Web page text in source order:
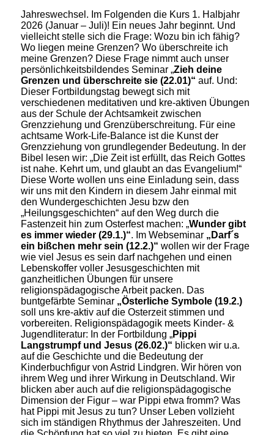
Jahreswechsel. Im Folgenden die Kurs 1. Halbjahr
2026 (Januar – Juli)! Ein neues Jahr beginnt. Und
vielleicht stelle sich die Frage: Wozu bin ich fähig?
Wo liegen meine Grenzen? Wo überschreite ich
meine Grenzen? Diese Frage nimmt auch unser
persönlichkeitsbildendes Seminar „Zieh deine
Grenzen und überschreite sie (22.01)“ auf. Und:
Dieser Fortbildungstag bewegt sich mit
verschiedenen meditativen und kre-aktiven Übungen
aus der Schule der Achtsamkeit zwischen
Grenzziehung und Grenzüberschreitung. Für eine
achtsame Work-Life-Balance ist die Kunst der
Grenzziehung von grundlegender Bedeutung. In der
Bibel lesen wir: „Die Zeit ist erfüllt, das Reich Gottes
ist nahe. Kehrt um, und glaubt an das Evangelium!“
Diese Worte wollen uns eine Einladung sein, dass
wir uns mit den Kindern in diesem Jahr einmal mit
den Wundergeschichten Jesu bzw den
„Heilungsgeschichten“ auf den Weg durch die
Fastenzeit hin zum Osterfest machen: „Wunder gibt
es immer wieder (29.1.)“. Im Webseminar „Darf´s
ein bißchen mehr sein (12.2.)“ wollen wir der Frage
wie viel Jesus es sein darf nachgehen und einen
Lebenskoffer voller Jesusgeschichten mit
ganzheitlichen Übungen für unsere
religionspädagogische Arbeit packen. Das
buntgefärbte Seminar „Österliche Symbole (19.2.)
soll uns kre-aktiv auf die Osterzeit stimmen und
vorbereiten. Religionspädagogik meets Kinder- &
Jugendliteratur: In der Fortbildung „Pippi
Langstrumpf und Jesus (26.02.)“ blicken wir u.a.
auf die Geschichte und die Bedeutung der
Kinderbuchfigur von Astrid Lindgren. Wir hören von
ihrem Weg und ihrer Wirkung in Deutschland. Wir
blicken aber auch auf die religionspädagogische
Dimension der Figur – war Pippi etwa fromm? Was
hat Pippi mit Jesus zu tun? Unser Leben vollzieht
sich im ständigen Rhythmus der Jahreszeiten. Und